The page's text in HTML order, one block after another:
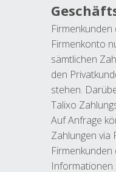
Firmenkonto
sämtlichen
den
stehen.
Talixo
Auf Anfrage
Zahlungen via
Informationen